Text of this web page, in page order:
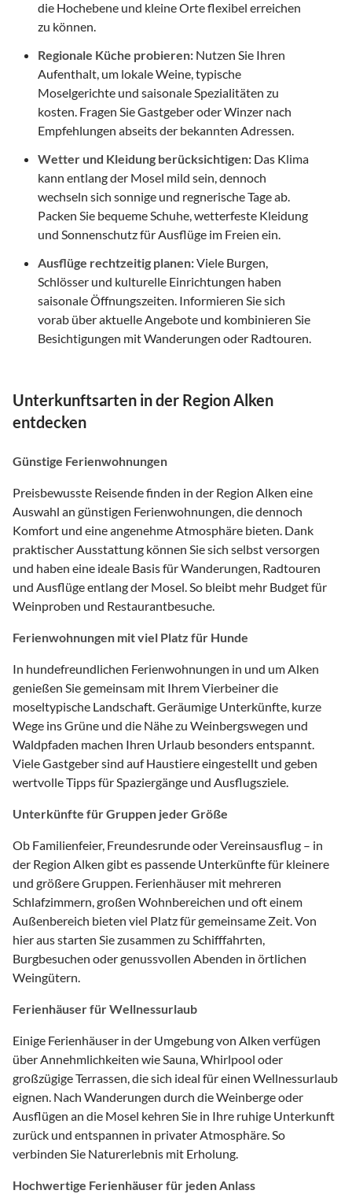
die Hochebene und kleine Orte flexibel erreichen
zu können.
Regionale Küche probieren: Nutzen Sie Ihren
Aufenthalt, um lokale Weine, typische
Moselgerichte und saisonale Spezialitäten zu
kosten. Fragen Sie Gastgeber oder Winzer nach
Empfehlungen abseits der bekannten Adressen.
Wetter und Kleidung berücksichtigen: Das Klima
kann entlang der Mosel mild sein, dennoch
wechseln sich sonnige und regnerische Tage ab.
Packen Sie bequeme Schuhe, wetterfeste Kleidung
und Sonnenschutz für Ausflüge im Freien ein.
Ausflüge rechtzeitig planen:Viele Burgen,
Schlösser und kulturelle Einrichtungen haben
saisonale Öffnungszeiten. Informieren Sie sich
vorab über aktuelle Angebote und kombinieren Sie
Besichtigungen mit Wanderungen oder Radtouren.
Unterkunftsarten in der Region Alken
entdecken
Günstige Ferienwohnungen
Preisbewusste Reisende finden in der Region Alken eine
Auswahl an günstigen Ferienwohnungen, die dennoch
Komfort und eine angenehme Atmosphäre bieten. Dank
praktischer Ausstattung können Sie sich selbst versorgen
und haben eine ideale Basis für Wanderungen, Radtouren
und Ausflüge entlang der Mosel. So bleibt mehr Budget für
Weinproben und Restaurantbesuche.
Ferienwohnungen mit viel Platz für Hunde
In hundefreundlichen Ferienwohnungen in und um Alken
genießen Sie gemeinsam mit Ihrem Vierbeiner die
moseltypische Landschaft. Geräumige Unterkünfte, kurze
Wege ins Grüne und die Nähe zu Weinbergswegen und
Waldpfaden machen Ihren Urlaub besonders entspannt.
Viele Gastgeber sind auf Haustiere eingestellt und geben
wertvolle Tipps für Spaziergänge und Ausflugsziele.
Unterkünfte für Gruppen jeder Größe
Ob Familienfeier, Freundesrunde oder Vereinsausflug – in
der Region Alken gibt es passende Unterkünfte für kleinere
und größere Gruppen. Ferienhäuser mit mehreren
Schlafzimmern, großen Wohnbereichen und oft einem
Außenbereich bieten viel Platz für gemeinsame Zeit. Von
hier aus starten Sie zusammen zu Schifffahrten,
Burgbesuchen oder genussvollen Abenden in örtlichen
Weingütern.
Ferienhäuser für Wellnessurlaub
Einige Ferienhäuser in der Umgebung von Alken verfügen
über Annehmlichkeiten wie Sauna, Whirlpool oder
großzügige Terrassen, die sich ideal für einen Wellnessurlaub
eignen. Nach Wanderungen durch die Weinberge oder
Ausflügen an die Mosel kehren Sie in Ihre ruhige Unterkunft
zurück und entspannen in privater Atmosphäre. So
verbinden Sie Naturerlebnis mit Erholung.
Hochwertige Ferienhäuser für jeden Anlass